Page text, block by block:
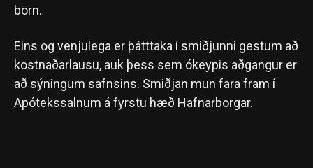
börn.
Eins og venjulega er þátttaka í smiðjunni gestum að
kostnaðarlausu, auk þess sem ókeypis aðgangur er
að sýningum safnsins. Smiðjan mun fara fram í
Apótekssalnum á fyrstu hæð Hafnarborgar.